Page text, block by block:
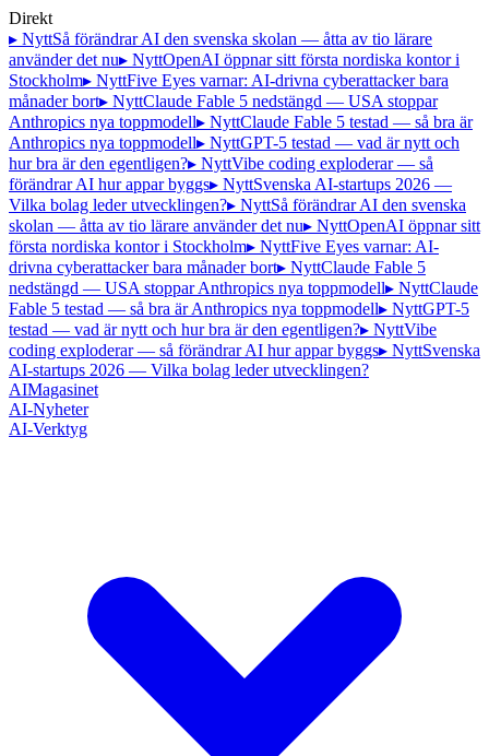
Direkt
▸ NyttSå förändrar AI den svenska skolan — åtta av tio lärare
använder det nu▸ NyttOpenAI öppnar sitt första nordiska kontor i
Stockholm▸ NyttFive Eyes varnar: AI-drivna cyberattacker bara
månader bort▸ NyttClaude Fable 5 nedstängd — USA stoppar
Anthropics nya toppmodell▸ NyttClaude Fable 5 testad — så bra är
Anthropics nya toppmodell▸ NyttGPT-5 testad — vad är nytt och
hur bra är den egentligen?▸ NyttVibe coding exploderar — så
förändrar AI hur appar byggs▸ NyttSvenska AI-startups 2026 —
Vilka bolag leder utvecklingen?▸ NyttSå förändrar AI den svenska
skolan — åtta av tio lärare använder det nu▸ NyttOpenAI öppnar sitt
första nordiska kontor i Stockholm▸ NyttFive Eyes varnar: AI-
drivna cyberattacker bara månader bort▸ NyttClaude Fable 5
nedstängd — USA stoppar Anthropics nya toppmodell▸ NyttClaude
Fable 5 testad — så bra är Anthropics nya toppmodell▸ NyttGPT-5
testad — vad är nytt och hur bra är den egentligen?▸ NyttVibe
coding exploderar — så förändrar AI hur appar byggs▸ NyttSvenska
AI-startups 2026 — Vilka bolag leder utvecklingen?
AIMagasinet
AI-Nyheter
AI-Verktyg